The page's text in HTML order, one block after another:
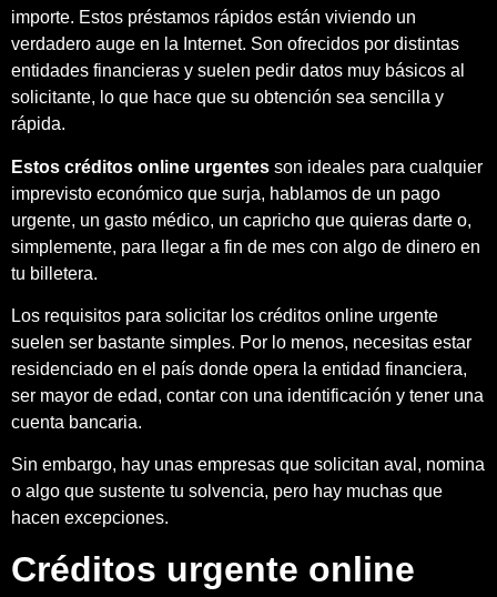
importe. Estos préstamos rápidos están viviendo un
verdadero auge en la Internet. Son ofrecidos por distintas
entidades financieras y suelen pedir datos muy básicos al
solicitante, lo que hace que su obtención sea sencilla y
rápida.
Estos créditos online urgentes son ideales para cualquier
imprevisto económico que surja, hablamos de un pago
urgente, un gasto médico, un capricho que quieras darte o,
simplemente, para llegar a fin de mes con algo de dinero en
tu billetera.
Los requisitos para solicitar los créditos online urgente
suelen ser bastante simples. Por lo menos, necesitas estar
residenciado en el país donde opera la entidad financiera,
ser mayor de edad, contar con una identificación y tener una
cuenta bancaria.
Sin embargo, hay unas empresas que solicitan aval, nomina
o algo que sustente tu solvencia, pero hay muchas que
hacen excepciones.
Créditos urgente online